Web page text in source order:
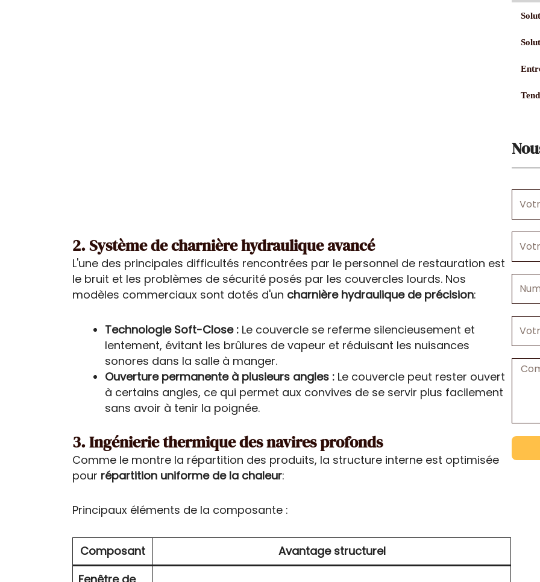
2. Système de charnière hydraulique avancé
L'une des principales difficultés rencontrées par le personnel de restauration est
le bruit et les problèmes de sécurité posés par les couvercles lourds. Nos
modèles commerciaux sont dotés d'un charnière hydraulique de précision:
Technologie Soft-Close : Le couvercle se referme silencieusement et
lentement, évitant les brûlures de vapeur et réduisant les nuisances
sonores dans la salle à manger.
Ouverture permanente à plusieurs angles : Le couvercle peut rester ouvert
à certains angles, ce qui permet aux convives de se servir plus facilement
sans avoir à tenir la poignée.
3. Ingénierie thermique des navires profonds
Comme le montre la répartition des produits, la structure interne est optimisée
pour répartition uniforme de la chaleur:
Principaux éléments de la composante :
Composant
Avantage structurel
nom
de